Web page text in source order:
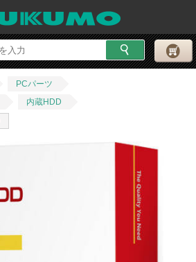
PCパーツ
内蔵HDD